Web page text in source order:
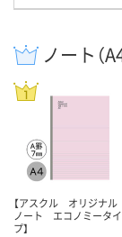
ノート（
【アスクル オリジナル
ノート エコノミータイ
プ】